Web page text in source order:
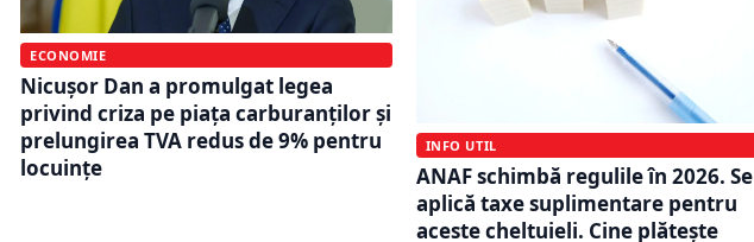
ECONOMIE
Nicușor Dan a promulgat legea
privind criza pe piața carburanților și
prelungirea TVA redus de 9% pentru
locuințe
INFO UTIL
ANAF schimbă regulile în 2026. Se
aplică taxe suplimentare pentru
aceste cheltuieli. Cine plătește